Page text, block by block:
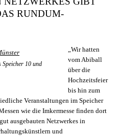
RUNDUM-S
Speicher 10 und
„Wir hatten
vom Abiball
über die
Hochzeitsfeier
bis hin zum
Veranstaltungen im Speicher
wie die Imkermesse finden dort
ausgebauten Netzwerkes in
und